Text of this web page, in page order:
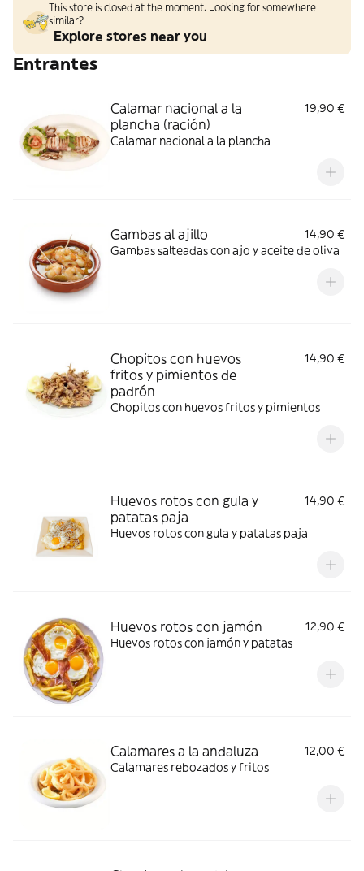
This store is closed at the moment. Looking for somewhere
similar?
Explore stores near you
Entrantes
Calamar nacional a la
plancha (ración)
19,90 €
Calamar nacional a la plancha
Gambas al ajillo
14,90 €
Gambas salteadas con ajo y aceite de oliva
Chopitos con huevos
fritos y pimientos de
padrón
14,90 €
Chopitos con huevos fritos y pimientos
Huevos rotos con gula y
patatas paja
14,90 €
Huevos rotos con gula y patatas paja
Huevos rotos con jamón
12,90 €
Huevos rotos con jamón y patatas
Calamares a la andaluza
12,00 €
Calamares rebozados y fritos